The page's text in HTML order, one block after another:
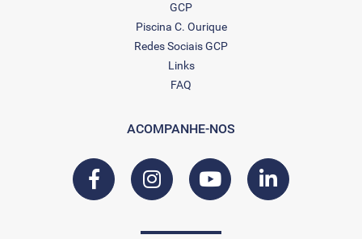
GCP
Piscina C. Ourique
Redes Sociais GCP
Links
FAQ
ACOMPANHE-NOS